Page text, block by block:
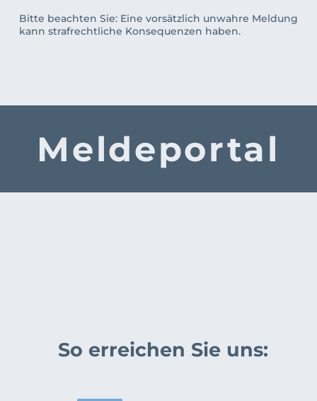
Bitte beachten Sie: Eine vorsätzlich unwahre Meldung
kann strafrechtliche Konsequenzen haben.
Meldeportal
So erreichen Sie uns: